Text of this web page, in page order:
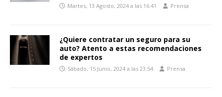
Martes, 13 Agosto, 2024 a las 16:41 Prensa
¿Quiere contratar un seguro para su
auto? Atento a estas recomendaciones
de expertos
Sábado, 15 Junio, 2024 a las 23:54 Prensa